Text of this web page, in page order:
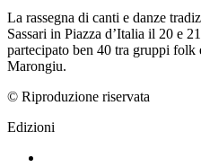
La rassegna di canti e danze
Sassari in Piazza d’Italia il 20 e
partecipato ben 40 tra gruppi folk
Marongiu.
© Riproduzione riservata
Edizioni